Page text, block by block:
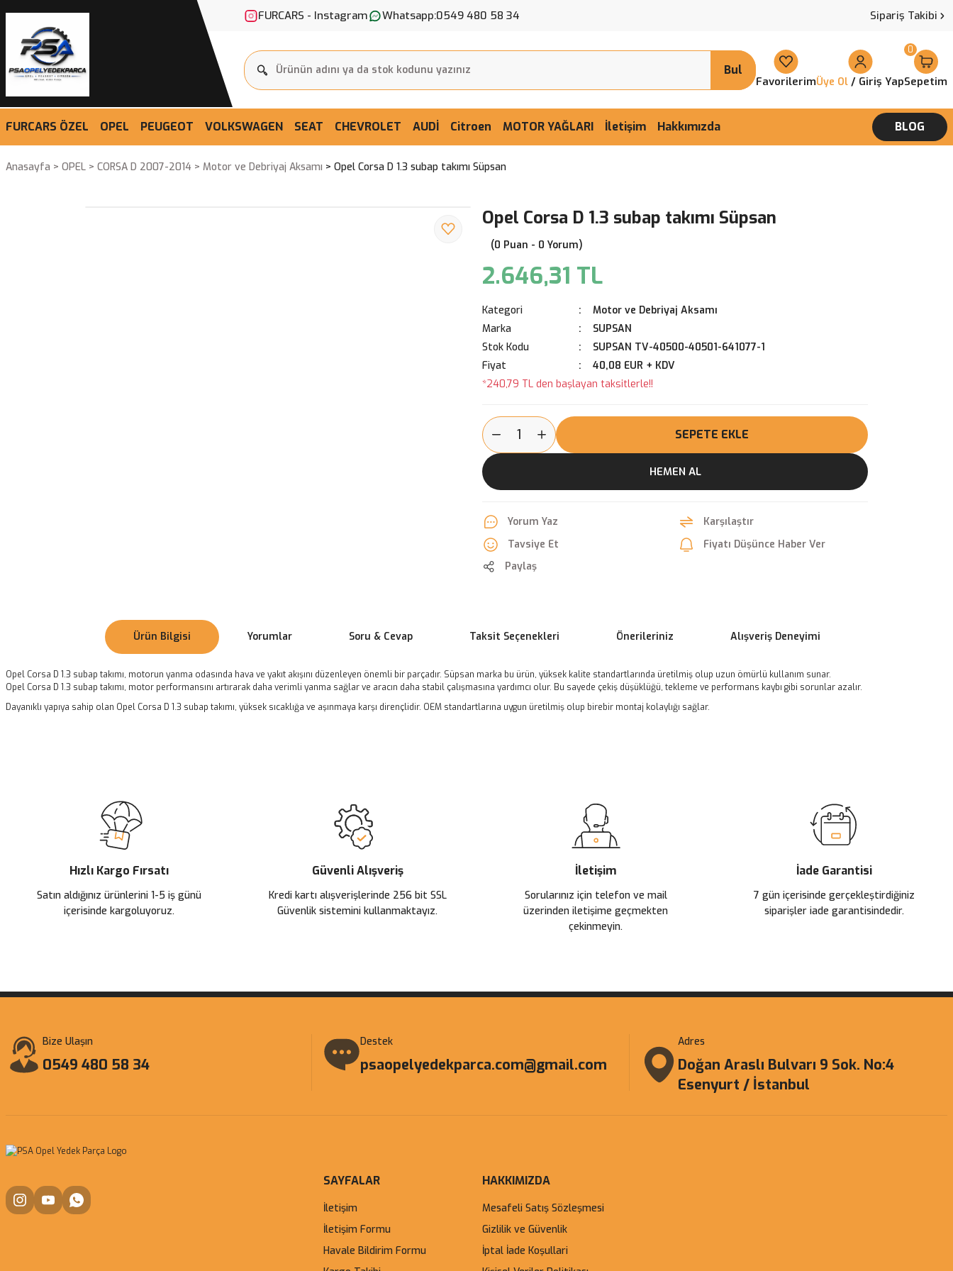
FURCARS - Instagram Whatsapp:0549 480 58 34 Sipariş Takibi
Bul
FavorilerimÜye Ol / Giriş YapSepetim
0
FURCARS ÖZEL OPEL PEUGEOT VOLKSWAGEN SEAT CHEVROLET AUDİ Citroen MOTOR YAĞLARI İletişim Hakkımızda BLOG
Anasayfa OPEL CORSA D 2007-2014 Motor ve Debriyaj Aksamı Opel Corsa D 1.3 subap takımı Süpsan
Opel Corsa D 1.3 subap takımı Süpsan
(0 Puan - 0 Yorum)
2.646,31 TL
Kategori
Motor ve Debriyaj Aksamı
Marka
SUPSAN
Stok Kodu
SUPSAN TV-40500-40501-641077-1
Fiyat
40,08 EUR + KDV
*240,79 TL den başlayan taksitlerle!!
SEPETE EKLE
HEMEN AL
Yorum Yaz
Karşılaştır
Tavsiye Et
Fiyatı Düşünce Haber Ver
Paylaş
Ürün Bilgisi Yorumlar Soru & Cevap Taksit Seçenekleri Önerileriniz Alışveriş Deneyimi
Opel Corsa D 1.3 subap takımı, motorun yanma odasında hava ve yakıt akışını düzenleyen önemli bir parçadır. Süpsan marka bu ürün, yüksek kalite standartlarında üretilmiş olup uzun ömürlü kullanım sunar.
Opel Corsa D 1.3 subap takımı, motor performansını artırarak daha verimli yanma sağlar ve aracın daha stabil çalışmasına yardımcı olur. Bu sayede çekiş düşüklüğü, tekleme ve performans kaybı gibi sorunlar azalır.
Dayanıklı yapıya sahip olan Opel Corsa D 1.3 subap takımı, yüksek sıcaklığa ve aşınmaya karşı dirençlidir. OEM standartlarına uygun üretilmiş olup birebir montaj kolaylığı sağlar.
Ürün açıklamasında eksik bilgiler bulunuyor.
Ürün bilgilerinde hatalar bulunuyor.
Ürün fiyatı diğer sitelerden daha pahalı.
Bu ürüne benzer farklı alternatifler olmalı.
Hızlı Kargo Fırsatı
Satın aldığınız ürünlerini 1-5 iş günü
içerisinde kargoluyoruz.
Güvenli Alışveriş
Kredi kartı alışverişlerinde 256 bit SSL
Güvenlik sistemini kullanmaktayız.
İletişim
Sorularınız için telefon ve mail
üzerinden iletişime geçmekten
çekinmeyin.
İade Garantisi
7 gün içerisinde gerçekleştirdiğiniz
siparişler iade garantisindedir.
Bize Ulaşın
0549 480 58 34
Destek
psaopelyedekparca.com@gmail.com
Adres
Doğan Araslı Bulvarı 9 Sok. No:4
Esenyurt / İstanbul
SAYFALAR
İletişim
İletişim Formu
Havale Bildirim Formu
HAKKIMIZDA
Mesafeli Satış Sözleşmesi
Gizlilik ve Güvenlik
İptal İade Koşullari